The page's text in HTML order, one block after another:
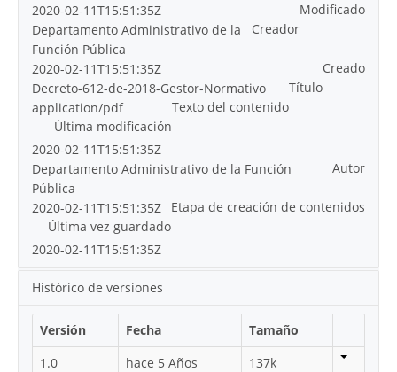
Modificado
2020-02-11T15:51:35Z
Creador
Departamento Administrativo de la
Función Pública
Creado
2020-02-11T15:51:35Z
Título
Decreto-612-de-2018-Gestor-Normativo
Texto del contenido
application/pdf
Última modificación
2020-02-11T15:51:35Z
Autor
Departamento Administrativo de la Función
Pública
Etapa de creación de contenidos
2020-02-11T15:51:35Z
Última vez guardado
2020-02-11T15:51:35Z
Histórico de versiones
Versión Fecha
Tamaño
1.0
hace 5 Años 137k